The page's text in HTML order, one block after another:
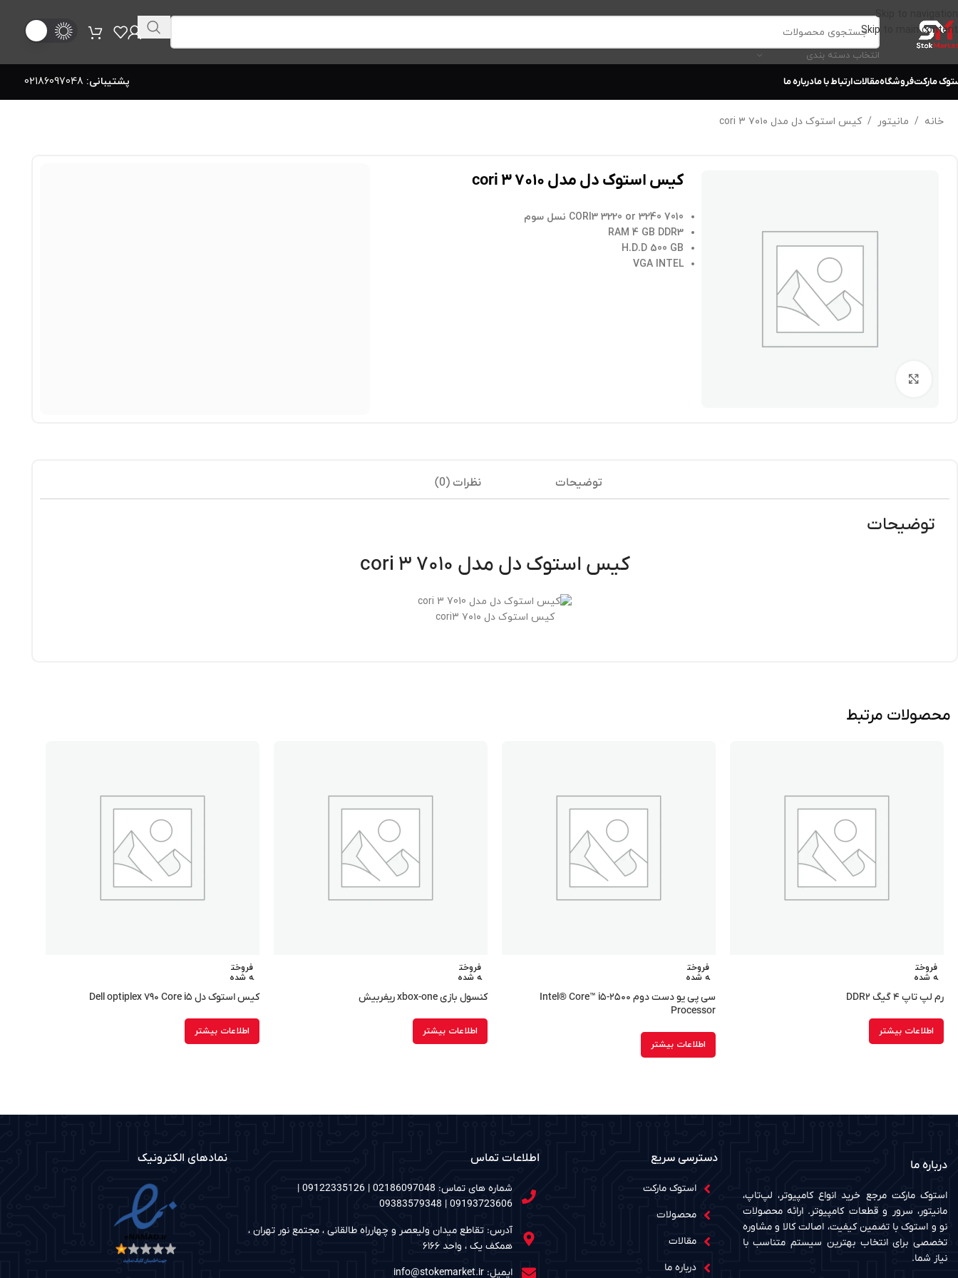
Skip to navigation
Skip to main content
انتخاب دسته بندی
مارکتفروشگاهمقالاتارتباط با مادرباره ما پشتیبانی: 02186097048
خانه / مانیتور / کیس استوک دل مدل ۷۰۱۰ cori ۳
کیس استوک دل مدل ۷۰۱۰ cori ۳
7010 CORI3 3220 or 3240 نسل سوم
RAM 4 GB DDR3
H.D.D 500 GB
VGA INTEL
توضیحات نظرات (0)
توضیحات
کیس استوک دل مدل ۷۰۱۰ cori ۳
کیس استوک دل ۷۰۱۰ cori3
محصولات مرتبط
فروخت
ه شده
رم لپ تاپ ۴ گیگ DDR۲
اطلاعات بیشتر
فروخت
ه شده
سی پی یو دست دوم Intel® Core™ i۵-۲۵۰۰
Processor
اطلاعات بیشتر
فروخت
ه شده
کنسول بازی xbox-one ریفربیش
اطلاعات بیشتر
فروخت
ه شده
کیس استوک دل Dell optiplex ۷۹۰ Core i۵
اطلاعات بیشتر
درباره ما
استوک مارکت مرجع خرید انواع کامپیوتر، لپ‌تاپ،
مانیتور، سرور و قطعات کامپیوتر. ارائه محصولات
نو و استوک با تضمین کیفیت، اصالت کالا و مشاوره
تخصصی برای انتخاب بهترین سیستم متناسب با
نیاز شما.
دسترسی سریع
استوک مارکت
محصولات
مقالات
درباره ما
اطلاعات تماس
شماره های تماس: 02186097048 | 09122335126 |
09193723606 | 09383579348
آدرس: تقاطع میدان ولیعصر و چهارراه طالقانی ، مجتمع نور تهران ،
همکف یک ، واحد ۶۱۶۶
ایمیل: info@stokemarket.ir
نمادهای الکترونیک